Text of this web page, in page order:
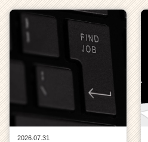
2026.07.31